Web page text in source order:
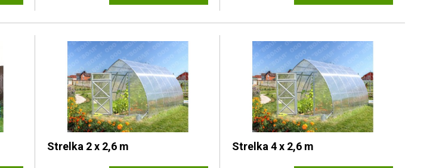
Strelka 2 x 2,6 m Strelka 4 x 2,6 m